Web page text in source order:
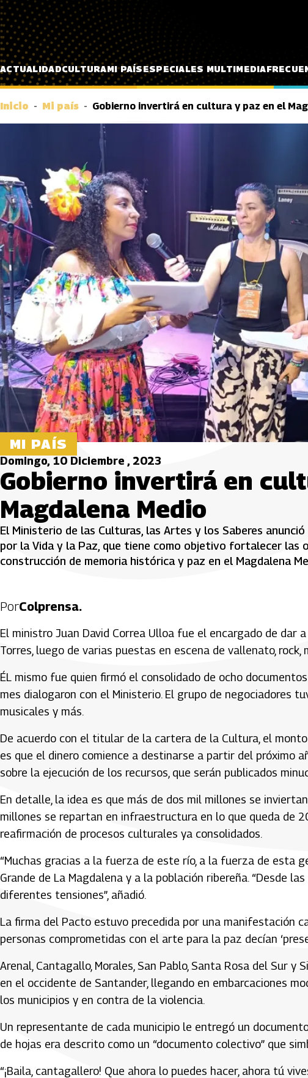
Pasar al contenido principal
ACTUALIDADCULTURAMI PAÍSESPECIALES MULTIMEDIA
Inicio Mi país Gobierno invertirá en cultura y paz en el
MI PAÍS
Domingo, 10 Diciembre , 2023
Gobierno invertirá en
Magdalena Medio
El Ministerio de las Culturas, las Artes y los Saberes
por la Vida y la Paz, que tiene como objetivo fortalecer las
construcción de memoria histórica y paz en el Magdalena
PorColprensa.
El ministro Juan David Correa Ulloa fue el encargado de dar
Torres, luego de varias puestas en escena de vallenato, rock,
ÉL mismo fue quien firmó el consolidado de ocho
mes dialogaron con el Ministerio. El grupo de negociadores
musicales y más.
De acuerdo con el titular de la cartera de la Cultura, el
es que el dinero comience a destinarse a partir del próximo
sobre la ejecución de los recursos, que serán publicados
En detalle, la idea es que más de dos mil millones se
millones se repartan en infraestructura en lo que queda de
reafirmación de procesos culturales ya consolidados.
“Muchas gracias a la fuerza de este río, a la fuerza de esta
Grande de La Magdalena y a la población ribereña. “Desde
diferentes tensiones”, añadió.
La firma del Pacto estuvo precedida por una manifestación
personas comprometidas con el arte para la paz decían
Arenal, Cantagallo, Morales, San Pablo, Santa Rosa del Sur y
en el occidente de Santander, llegando en embarcaciones
los municipios y en contra de la violencia.
Un representante de cada municipio le entregó un
de hojas era descrito como un “documento colectivo” que
“¡Baila, cantagallero! Que ahora lo puedes hacer, ahora tú